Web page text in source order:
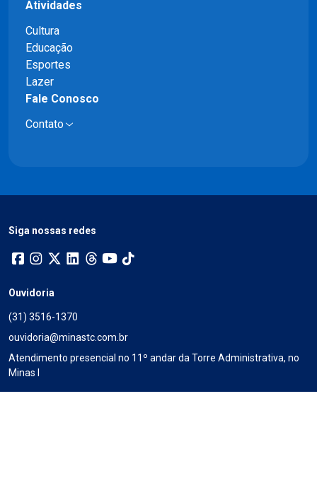
Atividades
Cultura
Educação
Esportes
Lazer
Fale Conosco
Contato
Siga nossas redes
Ouvidoria
(31) 3516-1370
ouvidoria@minastc.com.br
Atendimento presencial no 11º andar da Torre Administrativa, no
Minas I